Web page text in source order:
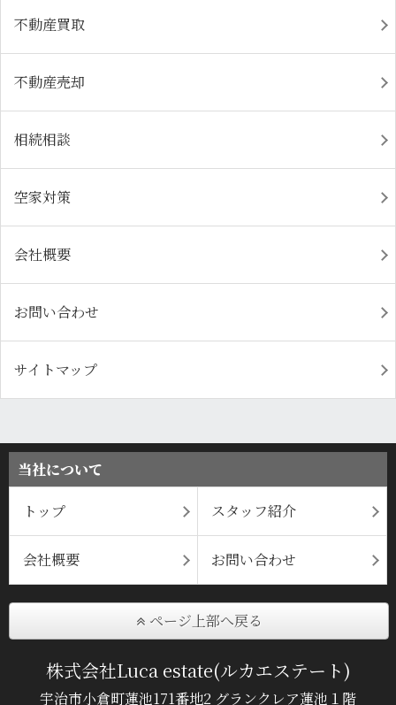
不動産買取
不動産売却
相続相談
空家対策
会社概要
お問い合わせ
サイトマップ
当社について
トップ スタッフ紹介
会社概要 お問い合わせ
ページ上部へ戻る
株式会社Luca estate(ルカエステート)
宇治市小倉町蓮池171番地2 グランクレア蓮池１階